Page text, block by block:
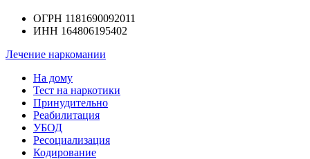
ОГРН 1181690092011
ИНН 164806195402
Лечение наркомании
На дому
Тест на наркотики
Принудительно
Реабилитация
УБОД
Ресоциализация
Кодирование